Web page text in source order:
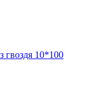
гвоздя 10*100